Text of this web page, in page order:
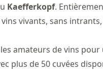
Kaefferkopf.
vivants, sans
amateurs de vins pour
plus de 50 cuvées